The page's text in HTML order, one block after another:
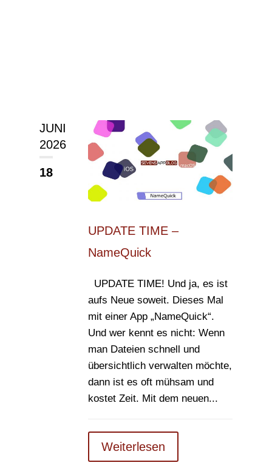
JUNI
2026
18
UPDATE TIME –
NameQuick
UPDATE TIME! Und ja, es ist
aufs Neue soweit. Dieses Mal
mit einer App „NameQuick“.
Und wer kennt es nicht: Wenn
man Dateien schnell und
übersichtlich verwalten möchte,
dann ist es oft mühsam und
kostet Zeit. Mit dem neuen...
Weiterlesen